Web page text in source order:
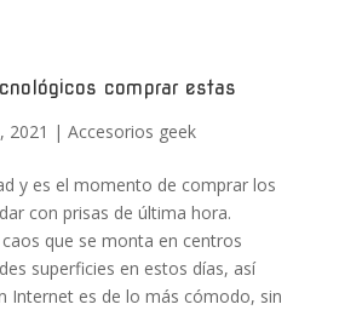
comprar estas
2021 | Accesorios geek
y es el momento de comprar los
con prisas de última hora.
que se monta en centros
superficies en estos días, así
Internet es de lo más cómodo, sin